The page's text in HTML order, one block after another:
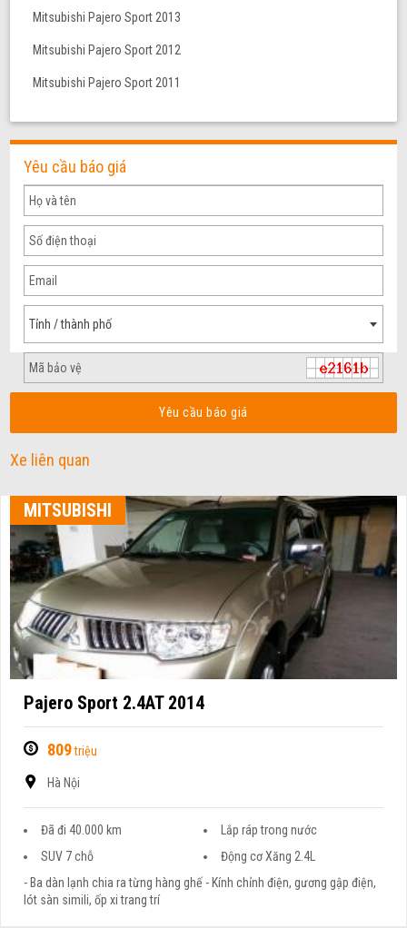
Mitsubishi Pajero Sport 2013
Mitsubishi Pajero Sport 2012
Mitsubishi Pajero Sport 2011
Yêu cầu báo giá
Tỉnh / thành phố
Yêu cầu báo giá
Xe liên quan
MITSUBISHI
Pajero Sport 2.4AT 2014
809triệu
Hà Nội
Đã đi 40.000 km
Lắp ráp trong nước
SUV 7 chỗ
Động cơ Xăng 2.4L
- Ba dàn lạnh chia ra từng hàng ghế - Kính chỉnh điện, gương gập điện,
lót sàn simili, ốp xi trang trí